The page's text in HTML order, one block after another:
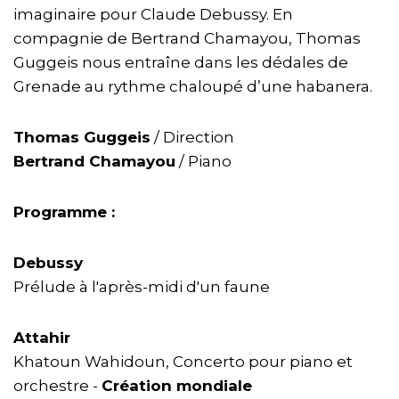
imaginaire pour Claude Debussy. En
compagnie de Bertrand Chamayou, Thomas
Guggeis nous entraîne dans les dédales de
Grenade au rythme chaloupé d’une habanera.
Thomas Guggeis / Direction
Bertrand Chamayou / Piano
Programme :
Debussy
Prélude à l'après-midi d'un faune
Attahir
Khatoun Wahidoun, Concerto pour piano et
orchestre - Création mondiale